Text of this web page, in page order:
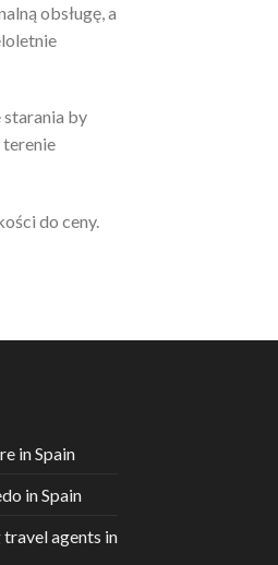
obsługę, a
starania by
terenie
do ceny.
in Spain
in Spain
travel agents in